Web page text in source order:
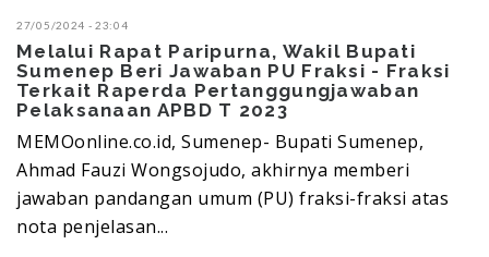
27/05/2024 - 23:04
Melalui Rapat Paripurna, Wakil Bupati
Sumenep Beri Jawaban PU Fraksi - Fraksi
Terkait Raperda Pertanggungjawaban
Pelaksanaan APBD T 2023
MEMOonline.co.id, Sumenep- Bupati Sumenep,
Ahmad Fauzi Wongsojudo, akhirnya memberi
jawaban pandangan umum (PU) fraksi-fraksi atas
nota penjelasan...